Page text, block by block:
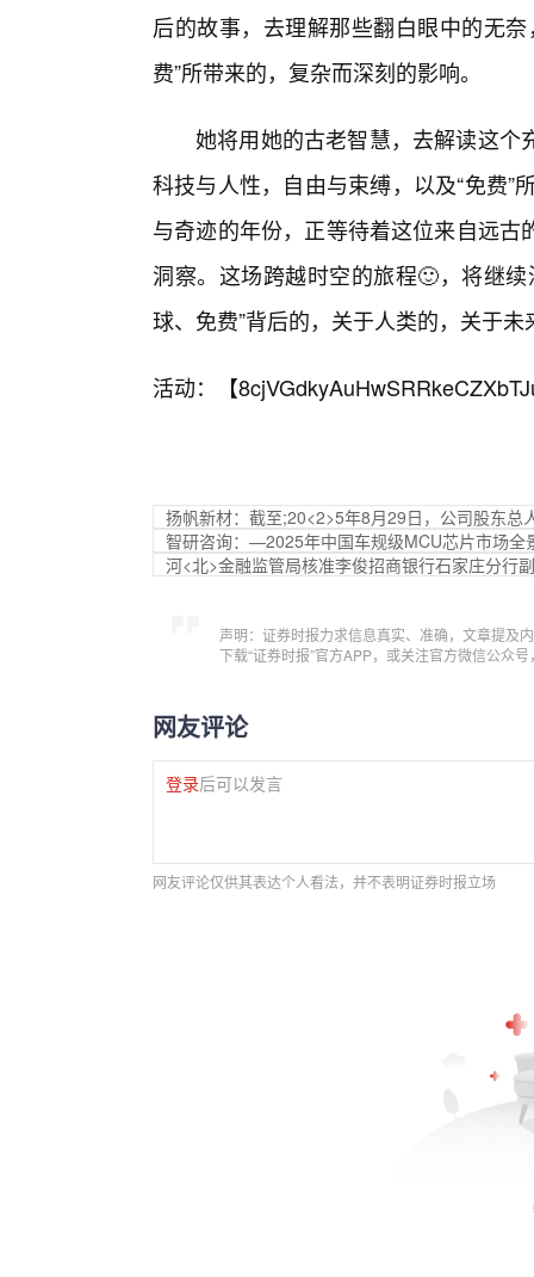
后的故事，去理解那些翻白眼中的无
费”所带来的，复杂而深刻的影响。
她将用她的古老智慧，去解读这个
科技与人性，自由与束缚，以及“免费
与奇迹的年份，正等待着这位来自远
洞察。这场跨越时空的旅程🙂，将继
球、免费”背后的，关于人类的，关于
活动：【
扬帆新材：截至;20<2>5年8月29日，公司股东总
智研咨询：—2025年中国车规级MCU芯片市场全
河<北>金融监管局核准李俊招商银行石家庄分行
声明：证券时报力求信息真实、准确，文章提及
下载“证券时报”官方APP，或关注官方微信公众
网友评论
登录后可以发言
网友评论仅供其表达个人看法，并不表明证券时报立场